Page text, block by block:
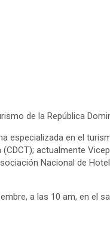
de la República
especializada en el
actualmente
Nacional de
a las 10 am, en el